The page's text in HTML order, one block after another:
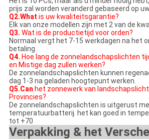
prijs zal worden veranderd gebaseerd op
Q2.What is uw kwaliteitsgarantie?
Elk van onze modellen zijn met 2 van de
Q3. Wat is de productietijd voor orden?
Normaal vergt het 7-15 werkdagen na het
betaling.
Q4. Hoe lang de zonnelandschapslichten
en Mistige dag zullen werken?
De zonnelandschapslichten kunnen
dag 1-3 na geladen hoogtepunt werken.
Q5.Can het zonnewerk van
Provincies?
De zonnelandschapslichten is uitgerust
temperatuurbatterij. het kan goed in
tot +70
Verpakking & het